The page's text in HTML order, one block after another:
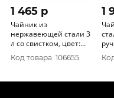
1 465 p
Чайник из
нержавеющей стали 3
л со свистком, цвет:
кремовый М-7188
Код товара: 106655
1
сталь, 3 л,
нейлон,